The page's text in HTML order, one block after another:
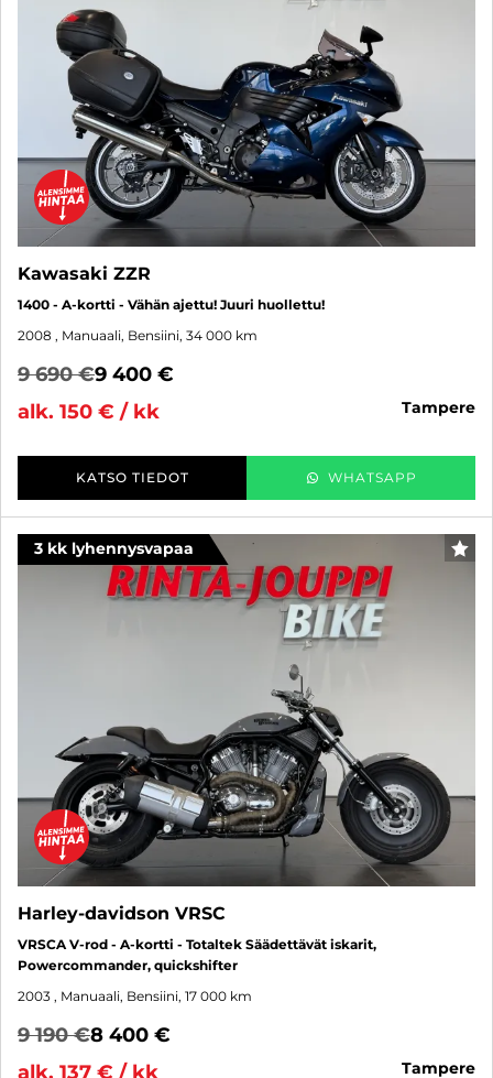
Kawasaki ZZR
1400 - A-kortti - Vähän ajettu! Juuri huollettu!
2008 , Manuaali, Bensiini, 34 000 km
9 690 €9 400 €
alk. 150 € / kk
tampere
KATSO TIEDOT WHATSAPP
3 kk lyhennysvapaa
Harley-davidson VRSC
VRSCA V-rod - A-kortti - Totaltek Säädettävät iskarit,
Powercommander, quickshifter
2003 , Manuaali, Bensiini, 17 000 km
9 190 €8 400 €
alk. 137 € / kk
tampere